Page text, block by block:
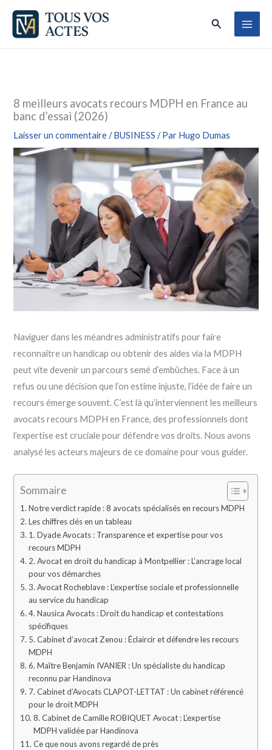
Aller
contenu
Rechercher
8 meilleurs avocats recours MDPH en France au
banc d’essai (2026)
Laisser un commentaire /BUSINESS / Par Hugo Dumas
Naviguer dans les méandres administratifs pour faire
reconnaître un handicap ou obtenir des aides via la MDPH
peut vite devenir un parcours semé d’embûches. Face à un
refus ou une décision que l’on estime injuste, l’idée de faire un
recours émerge souvent. C’est là qu’interviennent les meilleurs
avocats recours MDPH en France, des professionnels dont
l’expertise est cruciale pour défendre vos droits. Nous avons
analysé les acteurs majeurs de ce domaine pour vous guider.
Sommaire
Notre verdict rapide : 8 avocats spécialisés en recours MDPH
Les chiffres clés en un tableau
1. Dyade Avocats : Transparence et expertise pour vos
recours MDPH
2. Avocat en droit du handicap à Montpellier : L’ancrage local
pour vos démarches
3. Avocat Rocheblave : L’expertise sociale et professionnelle
au service du handicap
4. Nausica Avocats : Droit du handicap et contestations
spécifiques
5. Cabinet d’avocat Zenou : Éclaircir et défendre les recours
MDPH
6. Maître Benjamin IVANIER : Un spécialiste du handicap
reconnu par Handinova
7. Cabinet d’Avocats CLAPOT-LETTAT : Un cabinet référencé
pour le droit MDPH
8. Cabinet de Camille ROBIQUET Avocat : L’expertise
MDPH validée par Handinova
Ce que nous avons regardé de près